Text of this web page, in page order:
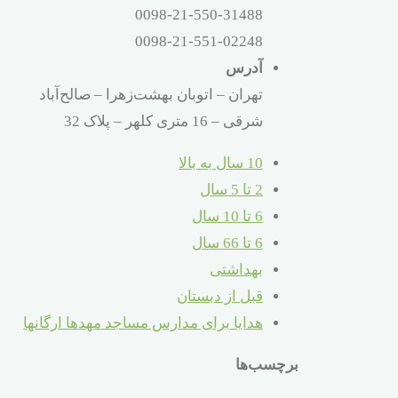
0098-21-550-31488
0098-21-551-02248
آدرس
تهران – اتوبان بهشت‌زهرا – صالح‌آباد
شرقی – 16 متری کلهر – پلاک 32
10 سال به بالا
2 تا 5 سال
6 تا 10 سال
6 تا 66 سال
بهداشتی
قبل از دبستان
هدایا برای مدارس مساجد مهدها ارگانها
برچسب‌ها